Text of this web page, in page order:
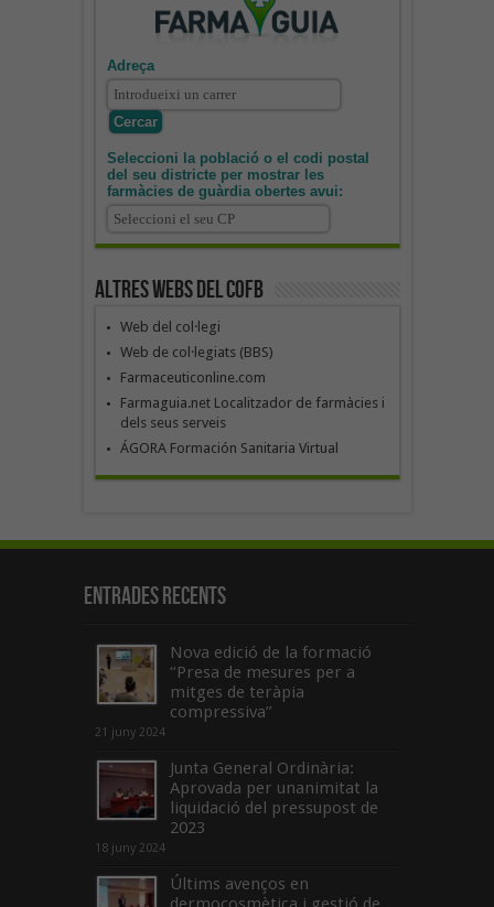
Adreça
Seleccioni la població o el codi postal
del seu districte per mostrar les
farmàcies de guàrdia obertes avui:
Altres webs del COFB
Web del col·legi
Web de col·legiats (BBS)
Farmaceuticonline.com
Farmaguia.net Localitzador de farmàcies i
dels seus serveis
ÁGORA Formación Sanitaria Virtual
Entrades recents
Nova edició de la formació
“Presa de mesures per a
mitges de teràpia
compressiva”
21 juny 2024
Junta General Ordinària:
Aprovada per unanimitat la
liquidació del pressupost de
2023
18 juny 2024
Últims avenços en